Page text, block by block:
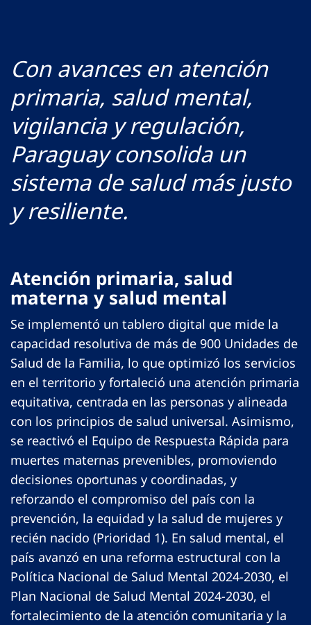
Con avances en atención
primaria, salud mental,
vigilancia y regulación,
Paraguay consolida un
sistema de salud más justo
y resiliente.
Atención primaria, salud
materna y salud mental
Se implementó un tablero digital que mide la
capacidad resolutiva de más de 900 Unidades de
Salud de la Familia, lo que optimizó los servicios
en el territorio y fortaleció una atención primaria
equitativa, centrada en las personas y alineada
con los principios de salud universal. Asimismo,
se reactivó el Equipo de Respuesta Rápida para
muertes maternas prevenibles, promoviendo
decisiones oportunas y coordinadas, y
reforzando el compromiso del país con la
prevención, la equidad y la salud de mujeres y
recién nacido (Prioridad 1). En salud mental, el
país avanzó en una reforma estructural con la
Política Nacional de Salud Mental 2024-2030, el
Plan Nacional de Salud Mental 2024-2030, el
fortalecimiento de la atención comunitaria y la